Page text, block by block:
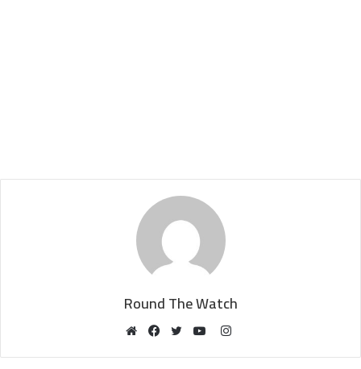
Round The Watch
Instagram